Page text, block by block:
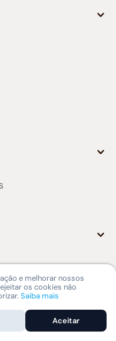
e melhorar nossos
os cookies não
Saiba mais
Aceitar